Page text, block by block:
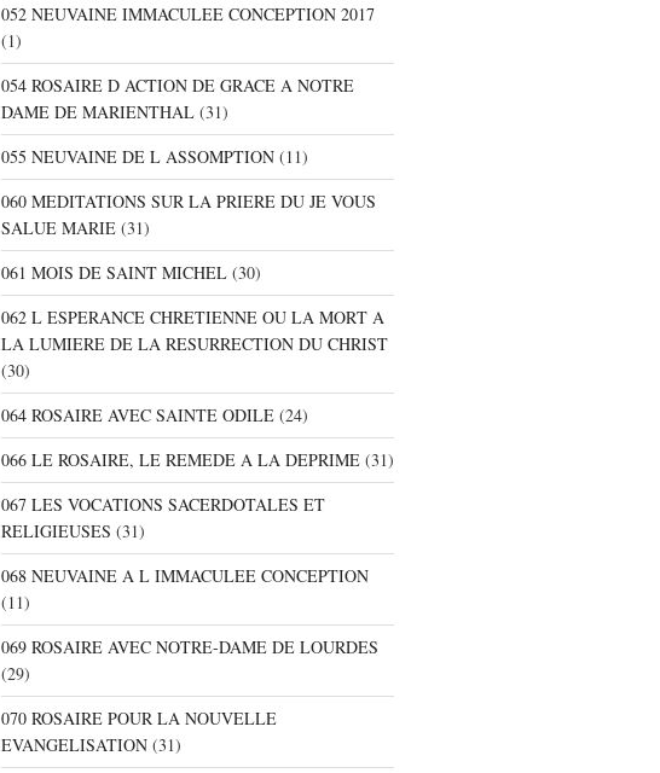
052 NEUVAINE IMMACULEE CONCEPTION 2017
(1)
054 ROSAIRE D ACTION DE GRACE A NOTRE
DAME DE MARIENTHAL(31)
055 NEUVAINE DE L ASSOMPTION(11)
060 MEDITATIONS SUR LA PRIERE DU JE VOUS
SALUE MARIE(31)
061 MOIS DE SAINT MICHEL(30)
062 L ESPERANCE CHRETIENNE OU LA MORT A
LA LUMIERE DE LA RESURRECTION DU CHRIST
(30)
064 ROSAIRE AVEC SAINTE ODILE(24)
066 LE ROSAIRE, LE REMEDE A LA DEPRIME(31)
067 LES VOCATIONS SACERDOTALES ET
RELIGIEUSES (31)
068 NEUVAINE A L IMMACULEE CONCEPTION
(11)
069 ROSAIRE AVEC NOTRE-DAME DE LOURDES
(29)
070 ROSAIRE POUR LA NOUVELLE
EVANGELISATION(31)